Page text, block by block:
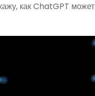
как ChatGPT может